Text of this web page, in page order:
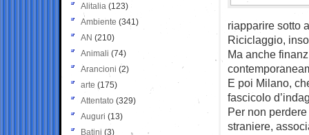
riapparire sotto
Riciclaggio,
Ma anche
E poi Milano,
fascicolo
Per non
straniere,
Alitalia (123)
Ambiente (341)
AN (210)
Animali (74)
Arancioni (2)
arte (175)
Attentato (329)
Auguri (13)
Batini (3)